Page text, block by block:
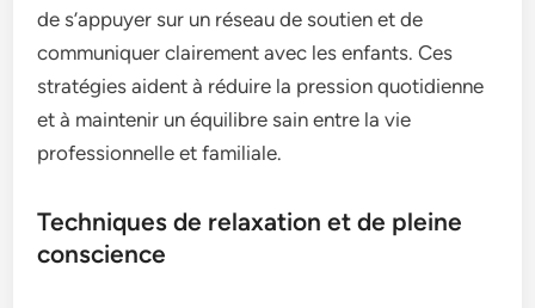
de s’appuyer sur un réseau de soutien et de
communiquer clairement avec les enfants. Ces
stratégies aident à réduire la pression quotidienne
et à maintenir un équilibre sain entre la vie
professionnelle et familiale.
Techniques de relaxation et de pleine
conscience